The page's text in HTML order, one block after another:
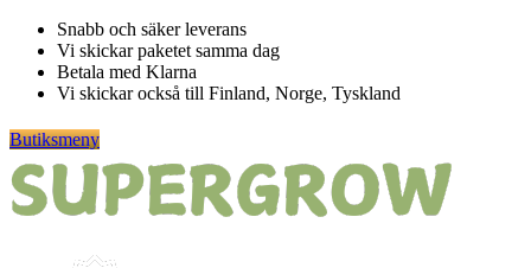
Hoppa
innehåll
Snabb och säker leverans
Vi skickar paketet samma dag
Betala med Klarna
Vi skickar också till Finland, Norge, Tyskland
Butiksmeny